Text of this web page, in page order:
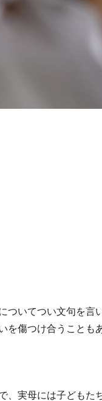
ついてつい文句を言
傷つけ合うことも
、実母には子どもた